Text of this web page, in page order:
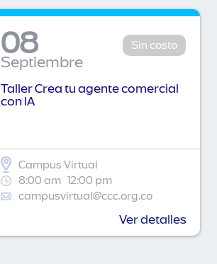
08
Septiembre
Sin costo
Taller Crea tu agente comercial
con IA
Campus Virtual
8:00 am 12:00 pm
campusvirtual@ccc.org.co
Ver detalles